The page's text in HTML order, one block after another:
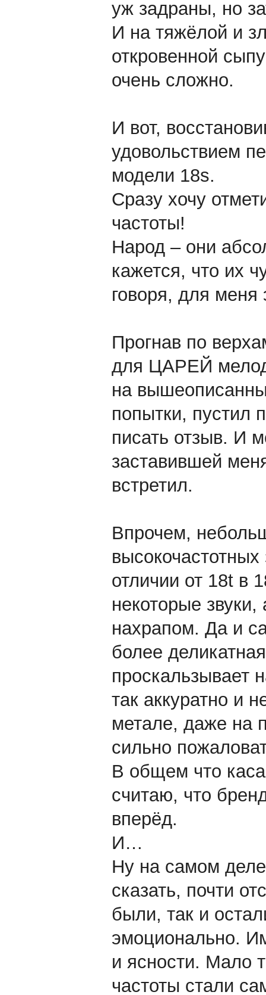
уж задраны, но
И на тяжёлой и
откровенной
очень сложно.
И вот,
удовольствием
модели 18s.
Сразу хочу
частоты!
Народ – они
кажется, что их
говоря, для меня
Прогнав по
для ЦАРЕЙ
на
попытки, пустил
писать отзыв. И
заставившей
встретил.
Впрочем,
отличии от 18t в
некоторые
нахрапом. Да и
более
проскальзывает
так аккуратно и
метале, даже на
сильно
В общем что
считаю, что
вперёд.
И…
Ну на самом
сказать, почти
были, так и
эмоционально.
и ясности. Мало
частоты стали